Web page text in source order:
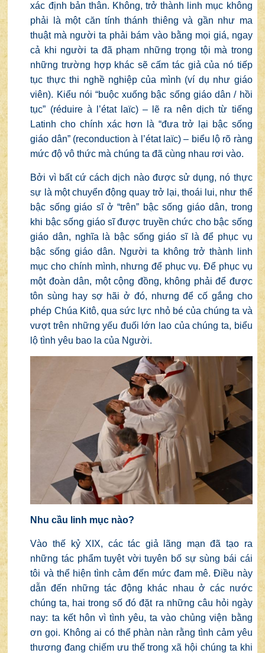
xác định bản thân. Không, trở thành linh mục không
phải là một căn tính thánh thiêng và gần như ma
thuật mà người ta phải bám vào bằng mọi giá, ngay
cả khi người ta đã phạm những trọng tội mà trong
những trường hợp khác sẽ cấm tác giả của nó tiếp
tục thực thi nghề nghiệp của mình (ví dụ như giáo
viên). Kiểu nói “buộc xuống bậc sống giáo dân / hồi
tục” (réduire à l’état laïc) – lẽ ra nên dịch từ tiếng
Latinh cho chính xác hơn là “đưa trở lại bậc sống
giáo dân” (reconduction à l’état laïc) – biểu lộ rõ ràng
mức độ vô thức mà chúng ta đã cùng nhau rơi vào.
Bởi vì bất cứ cách dịch nào được sử dụng, nó thực
sự là một chuyển động quay trở lại, thoái lui, như thể
bậc sống giáo sĩ ở “trên” bậc sống giáo dân, trong
khi bậc sống giáo sĩ được truyền chức cho bậc sống
giáo dân, nghĩa là bậc sống giáo sĩ là để phục vụ
bậc sống giáo dân. Người ta không trở thành linh
mục cho chính mình, nhưng để phục vụ. Để phục vụ
một đoàn dân, một cộng đồng, không phải để được
tôn sùng hay sợ hãi ở đó, nhưng để cố gắng cho
phép Chúa Kitô, qua sức lực nhỏ bé của chúng ta và
vượt trên những yếu đuối lớn lao của chúng ta, biểu
lộ tình yêu bao la của Người.
Nhu cầu linh mục nào?
Vào thế kỷ XIX, các tác giả lãng mạn đã tạo ra
những tác phẩm tuyệt vời tuyên bố sự sùng bái cái
tôi và thể hiện tình cảm đến mức đam mê. Điều này
dẫn đến những tác động khác nhau ở các nước
chúng ta, hai trong số đó đặt ra những câu hỏi ngày
nay: ta kết hôn vì tình yêu, ta vào chủng viện bằng
ơn gọi. Không ai có thể phàn nàn rằng tình cảm yêu
thương đang chiếm ưu thế trong xã hội chúng ta khi